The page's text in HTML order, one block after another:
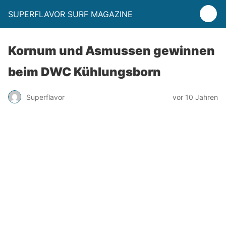
SUPERFLAVOR SURF MAGAZINE
Kornum und Asmussen gewinnen
beim DWC Kühlungsborn
Superflavor vor 10 Jahren